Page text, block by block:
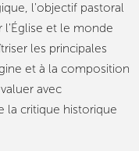
l'objectif pastoral
l'Église et le monde
les principales
et à la composition
avec
la critique historique